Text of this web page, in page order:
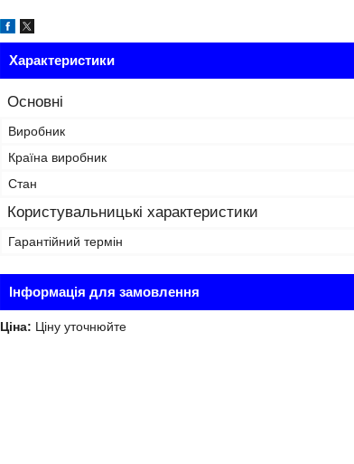
Характеристики
Основні
Виробник
Країна виробник
Стан
Користувальницькі характеристики
Гарантійний термін
Інформація для замовлення
Ціна: Ціну уточнюйте